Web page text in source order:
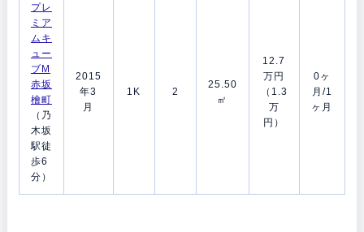
プレ
ミア
ムキ
ュー
ブM
赤坂
檜町
（乃
木坂
駅徒
歩6
分）
2015
年3
月
1K 2
25.50
㎡
12.7
万円
（1.3
万
円）
0ヶ
月/1
ヶ月